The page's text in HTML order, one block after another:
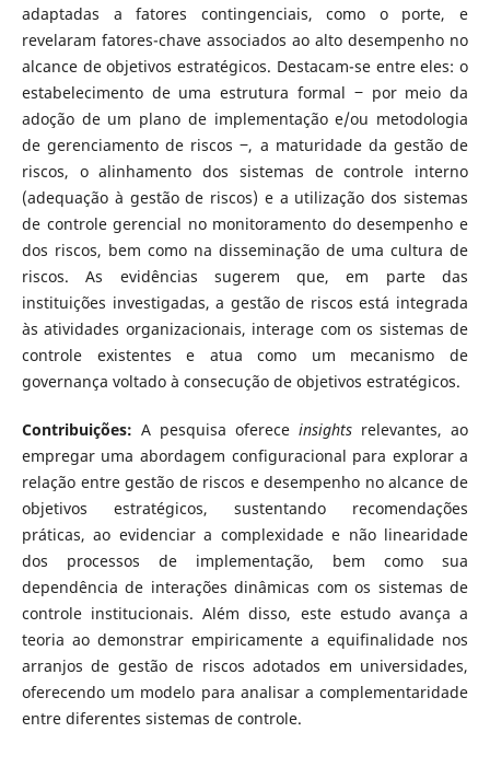
adaptadas a fatores contingenciais, como o porte, e
revelaram fatores-chave associados ao alto desempenho no
alcance de objetivos estratégicos. Destacam-se entre eles: o
estabelecimento de uma estrutura formal ‒ por meio da
adoção de um plano de implementação e/ou metodologia
de gerenciamento de riscos ‒, a maturidade da gestão de
riscos, o alinhamento dos sistemas de controle interno
(adequação à gestão de riscos) e a utilização dos sistemas
de controle gerencial no monitoramento do desempenho e
dos riscos, bem como na disseminação de uma cultura de
riscos. As evidências sugerem que, em parte das
instituições investigadas, a gestão de riscos está integrada
às atividades organizacionais, interage com os sistemas de
controle existentes e atua como um mecanismo de
governança voltado à consecução de objetivos estratégicos.
Contribuições: A pesquisa ofereceinsights relevantes, ao
empregar uma abordagem configuracional para explorar a
relação entre gestão de riscos e desempenho no alcance de
objetivos estratégicos, sustentando recomendações
práticas, ao evidenciar a complexidade e não linearidade
dos processos de implementação, bem como sua
dependência de interações dinâmicas com os sistemas de
controle institucionais. Além disso, este estudo avança a
teoria ao demonstrar empiricamente a equifinalidade nos
arranjos de gestão de riscos adotados em universidades,
oferecendo um modelo para analisar a complementaridade
entre diferentes sistemas de controle.